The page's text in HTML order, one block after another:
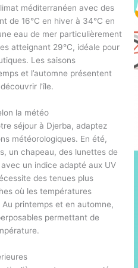
méditerranéen avec des
de 16°C en hiver à 34°C en
eau de mer particulièrement
atteignant 29°C, idéale pour
Les saisons
et l’automne présentent
l’île.
la météo
séjour à Djerba, adaptez
météorologiques. En été,
un chapeau, des lunettes de
un indice adapté aux UV
des tenues plus
où les températures
printemps et en automne,
permettant de